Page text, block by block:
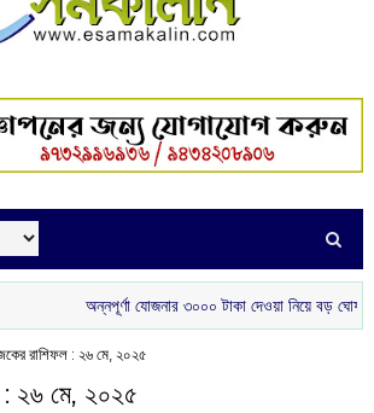
অন্নপূর্ণা যোজনার ৩০০০ টাকা দেওয়া নিয়ে বড় ঘোষণা
রাশিফল : ২৬ মে, ২০২৫
২৬ মে, ২০২৫